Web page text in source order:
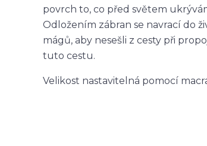
povrch to, co před světem
Odložením zábran se navrací do
mágů, aby nesešli z cesty při
tuto cestu.
Velikost nastavitelná pomocí